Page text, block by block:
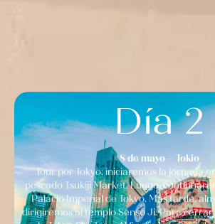
Día 2
8 de mayo – Tokio
Tour por Tokyo: iniciaremos la jornada
pescado Tsukiji Market. Luego,
Palacio Imperial de Tokyo. Más tarde,
dirigiremos al templo Senso Ji. Para cerrar